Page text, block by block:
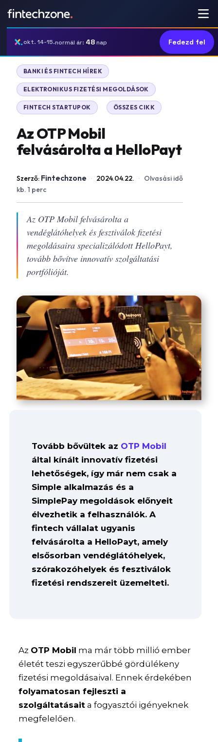
okt. 14-15.normál ár: 48nap Fedezd fel
BANKI ÉS FINTECH HÍREK
ELEKTRONIKUS FIZETÉSI MEGOLDÁSOK
FINTECH STARTUPOK ÖSSZES CIKK
Az OTP Mobil
felvásárolta a HelloPayt
Szerző: Fintechzone · 2024.04.22. · Olvasási idő
kb. 1 perc
Az OTP Mobil felvásárolta a
vendéglátóhelyek és fesztiválok fizetési
megoldásaira specializálódott HelloPayt,
tovább bővítve innovatív szolgáltatási
portfólióját.
Tovább bővültek az OTP Mobil
által kínált innovatív fizetési
lehetőségek, így már nem csak a
Simple alkalmazás és a
SimplePay megoldások előnyeit
élvezhetik a felhasználók. A
fintech vállalat ugyanis
felvásárolta a HelloPayt, amely
elsősorban vendéglátóhelyek,
szórakozóhelyek és fesztiválok
fizetési rendszereit üzemelteti.
Az OTP Mobil ma már több millió ember
életét teszi egyszerűbbé gördülékeny
fizetési megoldásaival. Ennek érdekében
folyamatosan fejleszti a
szolgáltatásait a fogyasztói igényeknek
megfelelően.